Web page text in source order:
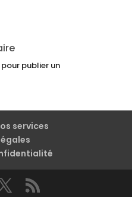
publier un
services